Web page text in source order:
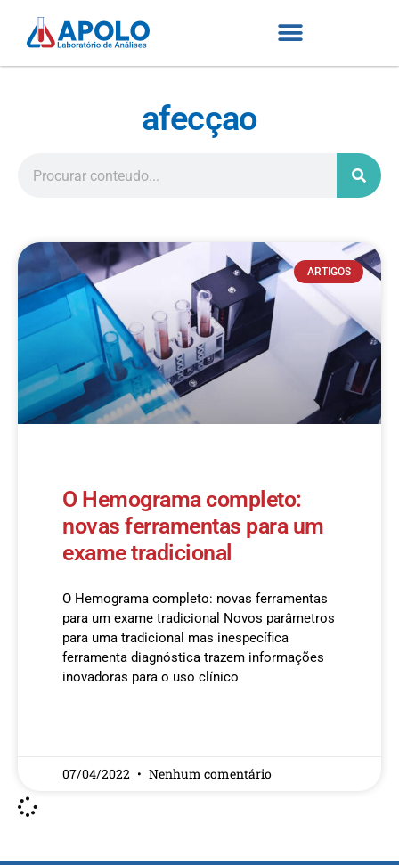
afecçao
ARTIGOS
O Hemograma completo:
novas ferramentas para um
exame tradicional
O Hemograma completo: novas ferramentas
para um exame tradicional Novos parâmetros
para uma tradicional mas inespecífica
ferramenta diagnóstica trazem informações
inovadoras para o uso clínico
07/04/2022 Nenhum comentário